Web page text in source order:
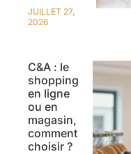
JUILLET 27,
2026
C&A : le
shopping
en ligne
ou en
magasin,
comment
choisir ?